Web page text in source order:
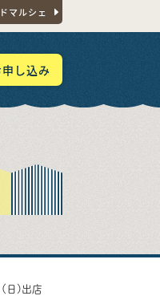
マルシェ
し込み
(日)出店